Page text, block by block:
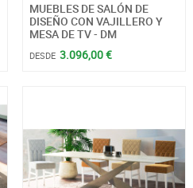
MUEBLES DE SALÓN DE
DISEÑO CON VAJILLERO Y
MESA DE TV - DM
DESDE 3.096,00 €